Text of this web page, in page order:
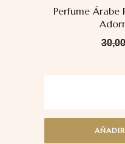
Perfume Árabe